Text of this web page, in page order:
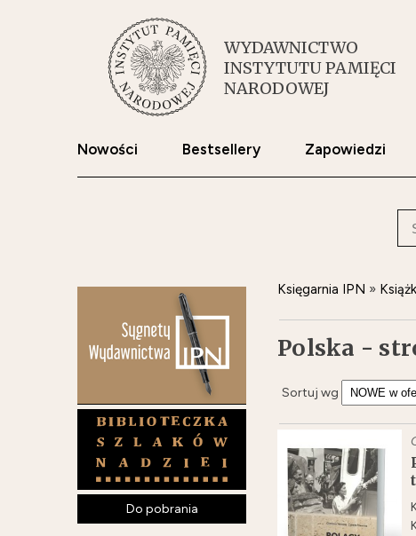
WYDAWNICTWO
INSTYTUTU PAMIĘCI
NARODOWEJ
Nowości Bestsellery Zapowiedzi
Do pobrania
Księgarnia IPN »
Polska -
Sortuj wg